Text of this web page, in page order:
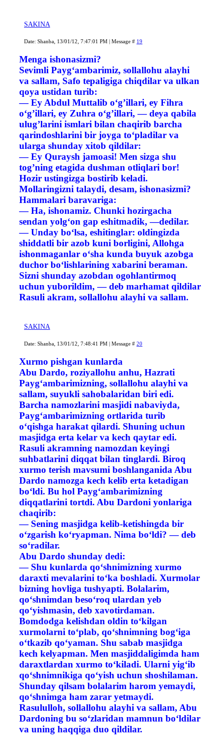
SAKINA
Date: Shanba, 13/01/12, 7:47:01 PM | Message # 19
Menga ishonasizmi?
Sevimli Payg‘ambarimiz, sollallohu alayhi
va sallam, Safo tepaligiga chiqdilar va ulkan
qoya ustidan turib:
— Ey Abdul Muttalib o‘g’illari, ey Fihra
o‘g’illari, ey Zuhra o‘g’illari, — deya qabila
ulug’larini ismlari bilan chaqirib barcha
qarindoshlarini bir joyga to‘pladilar va
ularga shunday xitob qildilar:
— Ey Quraysh jamoasi! Men sizga shu
tog’ning etagida dushman otliqlari bor!
Hozir ustingizga bostirib keladi.
Mollaringizni talaydi, desam, ishonasizmi?
Hammalari baravariga:
— Ha, ishonamiz. Chunki hozirgacha
sendan yolg‘on gap eshitmadik, —dedilar.
— Unday bo‘lsa, eshitinglar: oldingizda
shiddatli bir azob kuni borligini, Allohga
ishonmaganlar o‘sha kunda buyuk azobga
duchor bo‘lishlarining xabarini beraman.
Sizni shunday azobdan ogohlantirmoq
uchun yuborildim, — deb marhamat qildilar
Rasuli akram, sollallohu alayhi va sallam.
SAKINA
Date: Shanba, 13/01/12, 7:48:41 PM | Message # 20
Xurmo pishgan kunlarda
Abu Dardo, roziyallohu anhu, Hazrati
Payg‘ambarimizning, sollallohu alayhi va
sallam, suyukli sahobalaridan biri edi.
Barcha namozlarini masjidi nabaviyda,
Payg‘ambarimizning ortlarida turib
o‘qishga harakat qilardi. Shuning uchun
masjidga erta kelar va kech qaytar edi.
Rasuli akramning namozdan keyingi
suhbatlarini diqqat bilan tinglardi. Biroq
xurmo terish mavsumi boshlanganida Abu
Dardo namozga kech kelib erta ketadigan
bo‘ldi. Bu hol Payg‘ambarimizning
diqqatlarini tortdi. Abu Dardoni yonlariga
chaqirib:
— Sening masjidga kelib-ketishingda bir
o‘zgarish ko‘ryapman. Nima bo‘ldi? — deb
so‘radilar.
Abu Dardo shunday dedi:
— Shu kunlarda qo‘shnimizning xurmo
daraxti mevalarini to‘ka boshladi. Xurmolar
bizning hovliga tushyapti. Bolalarim,
qo‘shnimdan beso‘roq ulardan yeb
qo‘yishmasin, deb xavotirdaman.
Bomdodga kelishdan oldin to‘kilgan
xurmolarni to‘plab, qo‘shnimning bog‘iga
o‘tkazib qo‘yaman. Shu sabab masjidga
kech kelyapman. Men masjiddaligimda ham
daraxtlardan xurmo to‘kiladi. Ularni yig‘ib
qo‘shnimnikiga qo‘yish uchun shoshilaman.
Shunday qilsam bolalarim harom yemaydi,
qo‘shnimga ham zarar yetmaydi.
Rasululloh, sollallohu alayhi va sallam, Abu
Dardoning bu so‘zlaridan mamnun bo‘ldilar
va uning haqqiga duo qildilar.